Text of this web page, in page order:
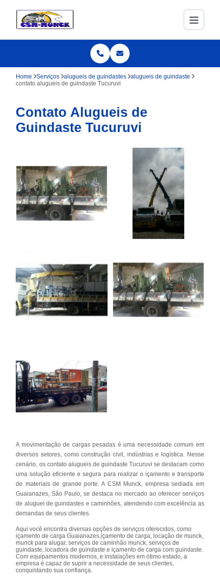
Home Serviços alugueis de guindastes
alugueis de guindaste
contato alugueis de guindaste Tucuruvi
Contato Alugueis de
Guindaste Tucuruvi
A movimentação de cargas pesadas é uma necessidade comum em
diversos setores, como construção civil, indústrias e logística. Nesse
cenário, os contato alugueis de guindaste Tucuruvi se destacam como
uma solução eficiente e segura para realizar o içamento e transporte
de materiais de grande porte. A CSM Munck, empresa sediada em
Guaianazes, São Paulo, se destaca no mercado ao oferecer serviços
de aluguel de guindastes e caminhões, atendendo com excelência as
demandas de seus clientes.
Aqui você encontra diversas opções de serviços oferecidos, como
içamento de carga Guaianazes,içamento de carga, locação de munck,
munck para alugar, serviços de caminhão munck, serviços de
guindaste, locadora de guindaste e içamento de carga com guindaste.
Com equipamentos modernos, e instalações em ótimo estado, a
empresa é capaz de suprir a necessidade de seus clientes,
conquistando sua confiança.